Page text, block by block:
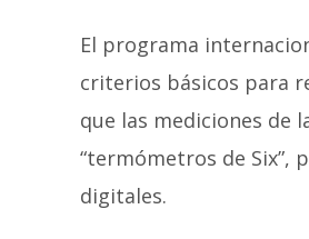
El programa
criterios básicos para
que las mediciones de
“termómetros de Six”,
digitales.